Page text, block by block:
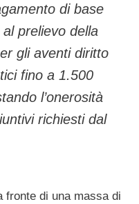
di base
al prelievo della
gli aventi diritto
fino a 1.500
l’onerosità
richiesti dal
fronte di una massa di